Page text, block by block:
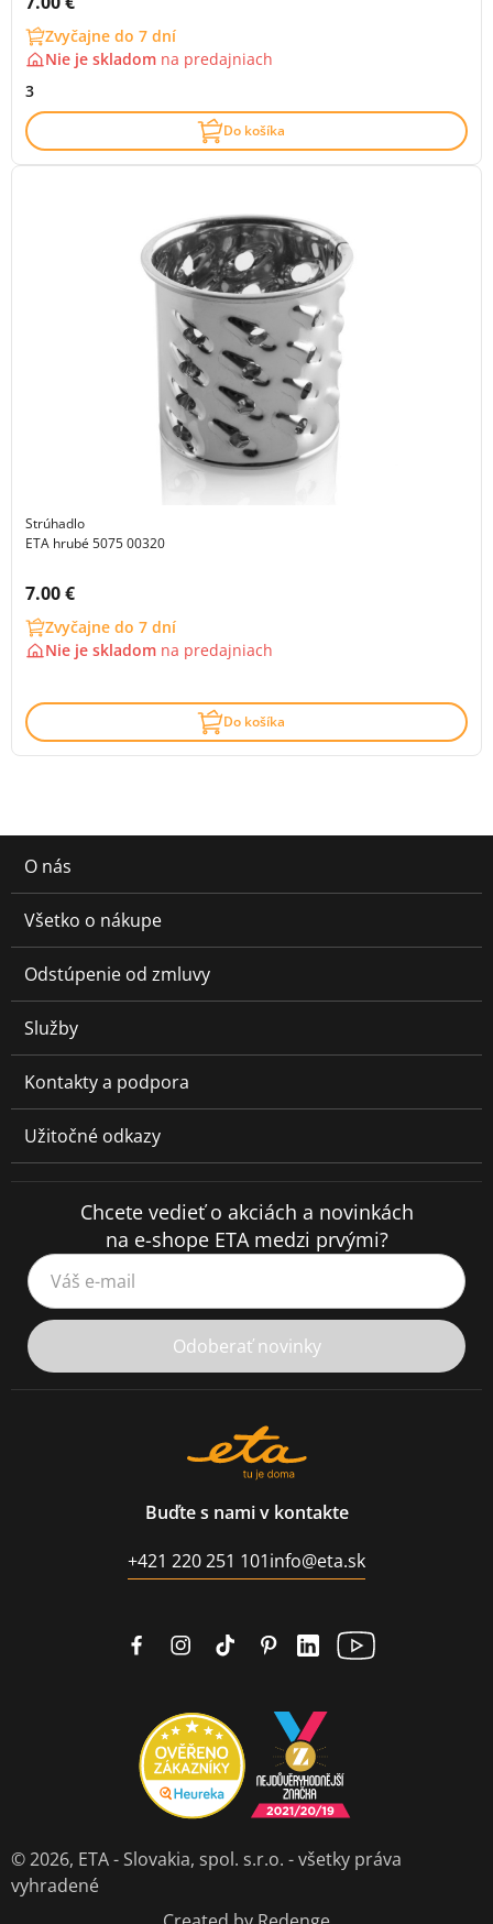
Zvyčajne do 7 dní
Nie je skladom na predajniach
3
Do košíka
Strúhadlo
ETA hrubé 5075 00320
Cena s DPH:
7.00 €
Zvyčajne do 7 dní
Nie je skladom na predajniach
Do košíka
O nás
Všetko o nákupe
Odstúpenie od zmluvy
Služby
Kontakty a podpora
Užitočné odkazy
Chcete vedieť o akciách a novinkách
na e-shope ETA medzi prvými?
Váš e-mail
Odoberať novinky
Buďte s nami v kontakte
+421 220 251 101info@eta.sk
© 2026, ETA - Slovakia, spol. s.r.o. - všetky práva
vyhradené